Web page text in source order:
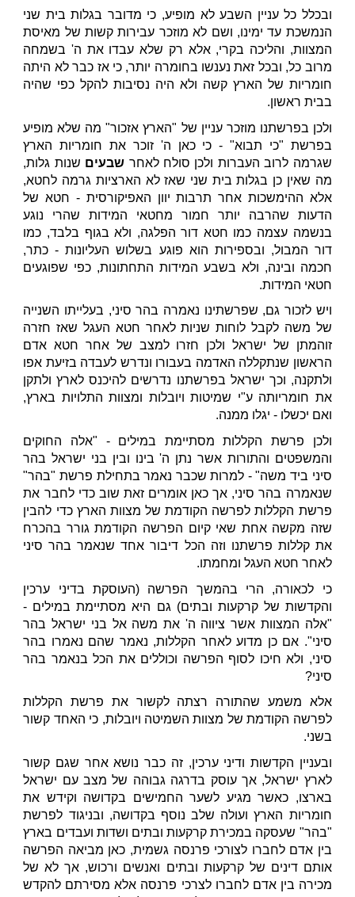
ובכלל כל עניין השבע לא מופיע, כי מדובר בגלות בית שני
הנמשכת עד ימינו, ושם לא מוזכר עבירות קשות של מאיסת
המצוות, והליכה בקרי, אלא רק שלא עבדו את ה' בשמחה
מרוב כל, ובכל זאת נענשו בחומרה יותר, כי אז כבר לא היתה
חומריות של הארץ קשה ולא היה נסיבות להקל כפי שהיה
בבית ראשון.
ולכן בפרשתנו מוזכר עניין של "הארץ אזכור" מה שלא מופיע
בפרשת "כי תבוא" - כי כאן ה' זוכר את חומריות הארץ
שגרמה לרוב העברות ולכן סולח לאחר שבעים שנות גלות,
מה שאין כן בגלות בית שני שאז לא הארציות גרמה לחטא,
אלא ההימשכות אחר תרבות יוון האפיקורסית - חטא של
הדעות שהרבה יותר חמור מחטאי המידות שהרי נוגע
בנשמה עצמה כמו חטא דור הפלגה, ולא בגוף בלבד, כמו
דור המבול, ובספירות הוא פוגע בשלוש העליונות - כתר,
חכמה ובינה, ולא בשבע המידות התחתונות, כפי שפוגעים
חטאי המידות.
ויש לזכור גם, שפרשתינו נאמרה בהר סיני, בעלייתו השנייה
של משה לקבל לוחות שניות לאחר חטא העגל שאז חזרה
זוהמתן של ישראל ולכן חזרו למצב של אחר חטא אדם
הראשון שנתקללה האדמה בעבורו ונדרש לעבדה בזיעת אפו
ולתקנה, וכך ישראל בפרשתנו נדרשים להיכנס לארץ ולתקן
את חומריותה ע"י שמיטות ויובלות ומצוות התלויות בארץ,
ואם יכשלו - יגלו ממנה.
ולכן פרשת הקללות מסתיימת במילים - "אלה החוקים
והמשפטים והתורות אשר נתן ה' בינו ובין בני ישראל בהר
סיני ביד משה" - למרות שכבר נאמר בתחילת פרשת "בהר"
שנאמרה בהר סיני, אך כאן אומרים זאת שוב כדי לחבר את
פרשת הקללות לפרשה הקודמת של מצוות הארץ כדי להבין
שזה מקשה אחת שאי קיום הפרשה הקודמת גורר בהכרח
את קללות פרשתנו וזה הכל דיבור אחד שנאמר בהר סיני
לאחר חטא העגל ומחמתו.
כי לכאורה, הרי בהמשך הפרשה (העוסקת בדיני ערכין
והקדשות של קרקעות ובתים) גם היא מסתיימת במילים -
"אלה המצוות אשר ציווה ה' את משה אל בני ישראל בהר
סיני". אם כן מדוע לאחר הקללות, נאמר שהם נאמרו בהר
סיני, ולא חיכו לסוף הפרשה וכוללים את הכל בנאמר בהר
סיני?
אלא משמע שהתורה רצתה לקשור את פרשת הקללות
לפרשה הקודמת של מצוות השמיטה ויובלות, כי האחד קשור
בשני.
ובעניין הקדשות ודיני ערכין, זה כבר נושא אחר שגם קשור
לארץ ישראל, אך עוסק בדרגה גבוהה של מצב עם ישראל
בארצו, כאשר מגיע לשער החמישים בקדושה וקידש את
חומריות הארץ ועולה שלב נוסף בקדושה, ובניגוד לפרשת
"בהר" שעסקה במכירת קרקעות ובתים ושדות ועבדים בארץ
בין אדם לחברו לצורכי פרנסה גשמית, כאן מביאה הפרשה
אותם דינים של קרקעות ובתים ואנשים ורכוש, אך לא של
מכירה בין אדם לחברו לצרכי פרנסה אלא מסירתם להקדש